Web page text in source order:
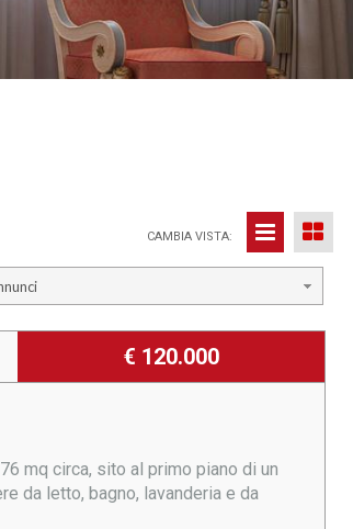
CAMBIA VISTA:
€ 120.000
mq circa, sito al primo piano di un
da letto, bagno, lavanderia e da